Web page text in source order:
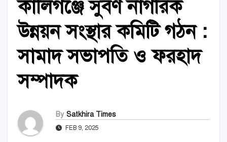
কালিগঞ্জে সুবর্ণ নাগরিক
উন্নয়ন সংস্থার কমিটি গঠন :
সামাদ সভাপতি ও ফরহাদ
সম্পাদক
By Satkhira Times
FEB 9, 2025